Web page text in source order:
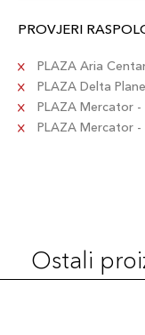
PROVJERI
PLAZA Aria
PLAZA Delta
PLAZA Mercator -
PLAZA Mercator -
Ostali